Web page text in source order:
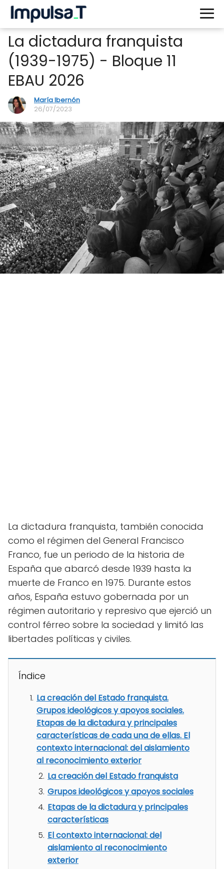
La dictadura franquista
(1939-1975) - Bloque 11
EBAU 2026
María Ibernón
26/07/2023
La dictadura franquista, también conocida
como el régimen del General Francisco
Franco, fue un periodo de la historia de
España que abarcó desde 1939 hasta la
muerte de Franco en 1975. Durante estos
años, España estuvo gobernada por un
régimen autoritario y represivo que ejerció un
control férreo sobre la sociedad y limitó las
libertades políticas y civiles.
Índice
La creación del Estado franquista.
Grupos ideológicos y apoyos sociales.
Etapas de la dictadura y principales
características de cada una de ellas. El
contexto internacional: del aislamiento
al reconocimiento exterior
La creación del Estado franquista
Grupos ideológicos y apoyos sociales
Etapas de la dictadura y principales
características
El contexto internacional: del
aislamiento al reconocimiento
exterior